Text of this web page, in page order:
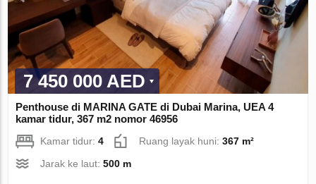
7 450 000 AED
Penthouse di MARINA GATE di Dubai Marina, UEA 4
kamar tidur, 367 m2 nomor 46956
Kamar tidur:4 Ruang layak huni:367 m²
Jarak ke laut:500 m